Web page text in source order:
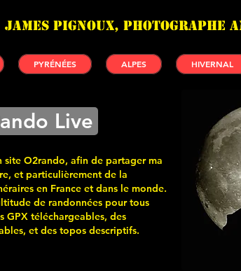
James PIGNOUX,
PYRÉNÉES ALPES HIVERNAL
Live
site O2rando, afin de partager ma
et particulièrement de la
en France et dans le monde.
de randonnées pour tous
GPX téléchargeables, des
et des topos descriptifs.